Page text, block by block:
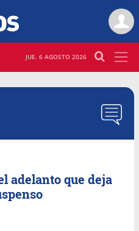
JUE. 6 AGOSTO 2026
adelanto que deja